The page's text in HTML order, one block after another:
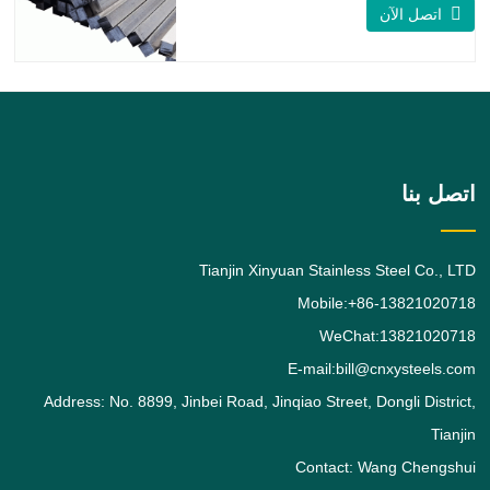
اتصل الآن
اتصل بنا
Tianjin Xinyuan Stainless Steel Co., LTD
Mobile:+86-13821020718
WeChat:13821020718
E-mail:bill@cnxysteels.com
Address: No. 8899, Jinbei Road, Jinqiao Street, Dongli District,
Tianjin
Contact: Wang Chengshui